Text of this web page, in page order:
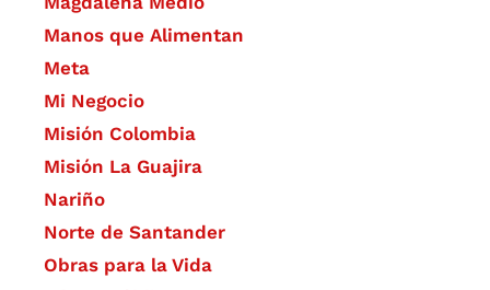
Manos que Alimentan
Meta
Mi Negocio
Misión Colombia
Misión La Guajira
Nariño
Norte de Santander
Obras para la Vida